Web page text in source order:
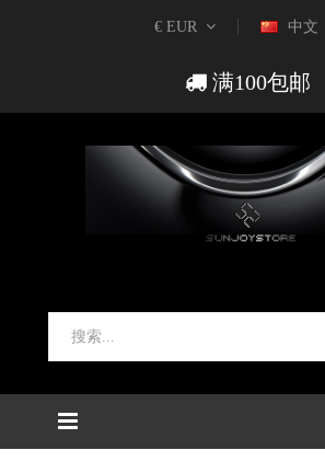
€ EUR 中文
满100包邮